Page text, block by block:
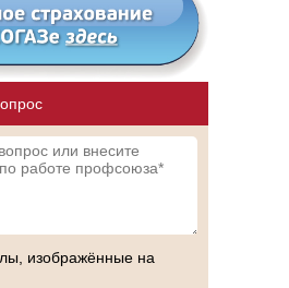
изображённые на